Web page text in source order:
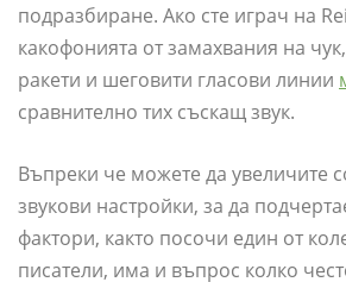
подразбиране. Ако сте играч на
какофонията от замахвания на
ракети и шеговити гласови линии
сравнително тих съскащ звук.
Въпреки че можете да увеличите
звукови настройки, за да
фактори, както посочи един от
писатели, има и въпрос колко